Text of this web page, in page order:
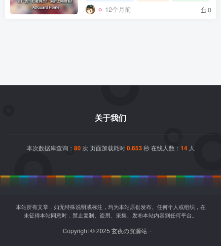
12个月前 0
关于我们
本次数据库查询： 80次 页面加载耗时0.653秒 在线人数： 14人
本站所有文章，如无特殊说明或标注，均为本站原创发布。任何个人或组织，在
未征得本站同意时，禁止复制、盗用、采集、发布本站内容到任何平台。
Copyright © 2025 玄夜の资源站 -